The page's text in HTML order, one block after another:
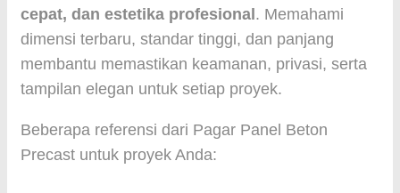
cepat, dan estetika profesional . Memahami
dimensi terbaru, standar tinggi, dan panjang
membantu memastikan keamanan, privasi, serta
tampilan elegan untuk setiap proyek.
Beberapa referensi dari Pagar Panel Beton
Precast untuk proyek Anda: